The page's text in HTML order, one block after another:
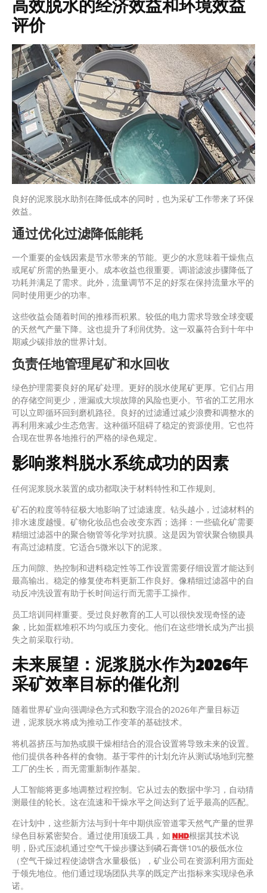
评价
良好的泥浆脱水助剂在降低成本的同时，也为采矿工作带来了环保
效益。
通过优化过滤降低能耗
一个重要的金钱因素是节水带来的节能。更少的水意味着干燥焦点
或尾矿所需的热量更小。成本收益也很重要。调谐滤波步骤降低了
功耗并满足了需求。此外，流量调节不足的好泵在保持流量水平的
同时使用更少的功率。
这些收益会随着时间的推移而积累。较低的电力需求导致全球变暖
的天然气产量下降。这也提升了利润优势。这一双赢符合到十年中
期减少碳排放的世界计划。
负责任地管理尾矿和水回收
绿色护理需要良好的尾矿处理。更好的脱水使尾矿更厚。它们占用
的存储空间更少，泄漏或大坝故障的风险也更小。节省的工艺用水
可以立即循环回到磨机路径。良好的过滤通过减少浪费和调整水的
再利用来减少生态危害。这种循环阻碍了稳定的资源使用。它也符
合现在世界各地推行的严格的绿色规定。
影响浆料脱水系统成功的因素
任何泥浆脱水装置的成功都取决于材料特性和工作规则。
矿石的粒度等特征极大地影响了过滤速度。钻头越小，过滤材料的
排水速度越慢。矿物化妆品也会改变东西；选择：一些硫化矿需要
精细过滤器中的聚合物管等化学对抗膜。这是因为管状聚合物膜具
有高过滤精度。它适合5微米以下的泥浆。
压力间隙、热控制和进料稳定性等工作设置需要仔细设置才能达到
最高输出。稳定的修复使布料更新工作良好。像精细过滤器中的自
动反冲洗设置有助于长时间运行而无需手工操作。
员工培训同样重要。受过良好教育的工人可以很快发现奇怪的迹
象，比如蛋糕堆积不均匀或压力变化。他们在这些增长成为产出损
失之前采取行动。
未来展望：泥浆脱水作为2026年
采矿效率目标的催化剂
随着世界矿业向强调绿色方式和数字混合的2026年产量目标迈
进，泥浆脱水将成为推动工作变革的基础技术。
将机器挤压与加热或膜干燥相结合的混合设置将导致未来的设置。
他们提供各种各样的食物。基于零件的计划允许从测试场地到完整
工厂的生长，而无需重新制作基架。
人工智能将更多地调整过程控制。它从过去的数据中学习，自动猜
测最佳的轮长。这在流速和干燥水平之间达到了近乎最高的匹配。
在计划中，这些新方法与到十年中期供应管道零天然气产量的世界
绿色目标紧密契合。通过使用顶级工具，如NHD根据其技术说
明，卧式压滤机通过空气干燥步骤达到磷石膏饼10%的极低水位
（空气干燥过程使滤饼含水量极低），矿业公司在资源利用方面处
于领先地位。他们通过现场团队共享的既定产出指标来实现绿色承
诺。